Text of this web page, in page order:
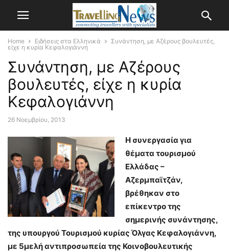
Home Ειδήσεις στα Ελληνικά
Συνάντηση, με Αζέρους βουλευτές,
είχε η κυρία Κεφαλογιάννη
Συνάντηση, με Αζέρους
βουλευτές, είχε η κυρία
Κεφαλογιάννη
26 Νοεμβρίου, 2013
Η συνεργασία για
θέματα τουρισμού
Ελλάδας –
Αζερμπαϊτζάν,
βρέθηκαν στο
επίκεντρο της
σημερινής συνάντησης,
της υπουργού Τουρισμού κυρίας Όλγας Κεφαλογιάννη,
με 5μελή αντιπροσωπεία της Κοινοβουλευτικής